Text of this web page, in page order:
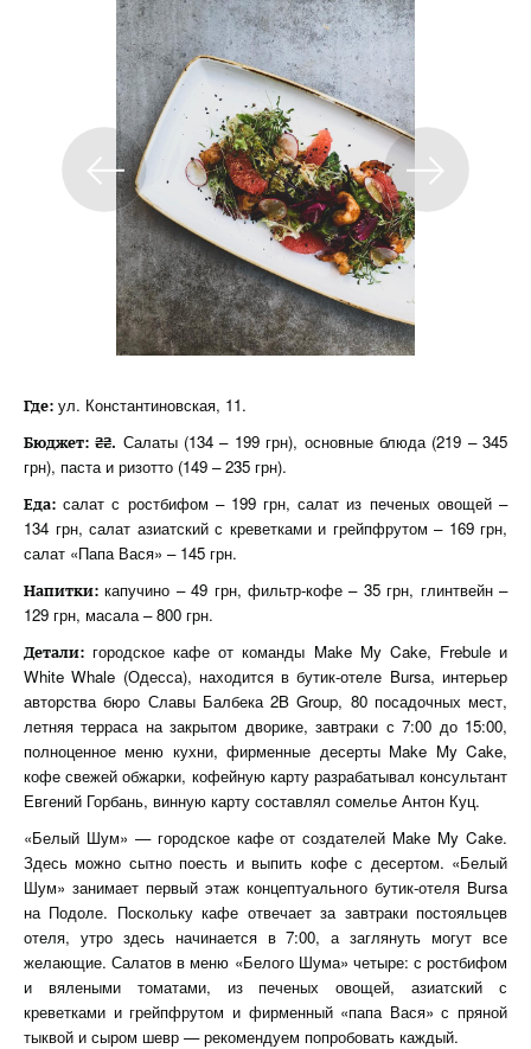
Где: ул. Константиновская, 11.
Бюджет: ₴₴. Салаты (134 – 199 грн), основные блюда (219 – 345
грн), паста и ризотто (149 – 235 грн).
Еда: салат с ростбифом – 199 грн, салат из печеных овощей –
134 грн, салат азиатский с креветками и грейпфрутом – 169 грн,
салат «Папа Вася» – 145 грн.
Напитки: капучино – 49 грн, фильтр-кофе – 35 грн, глинтвейн –
129 грн, масала – 800 грн.
Детали: городское кафе от команды Make My Cake, Frebule и
White Whale (Одесса), находится в бутик-отеле Bursa, интерьер
авторства бюро Славы Балбека 2B Group, 80 посадочных мест,
летняя терраса на закрытом дворике, завтраки с 7:00 до 15:00,
полноценное меню кухни, фирменные десерты Make My Cake,
кофе свежей обжарки, кофейную карту разрабатывал консультант
Евгений Горбань, винную карту составлял сомелье Антон Куц.
«Белый Шум» — городское кафе от создателей Make My Cake.
Здесь можно сытно поесть и выпить кофе с десертом. «Белый
Шум» занимает первый этаж концептуального бутик-отеля Bursa
на Подоле. Поскольку кафе отвечает за завтраки постояльцев
отеля, утро здесь начинается в 7:00, а заглянуть могут все
желающие. Салатов в меню «Белого Шума» четыре: с ростбифом
и вялеными томатами, из печеных овощей, азиатский с
креветками и грейпфрутом и фирменный «папа Вася» с пряной
тыквой и сыром шевр — рекомендуем попробовать каждый.